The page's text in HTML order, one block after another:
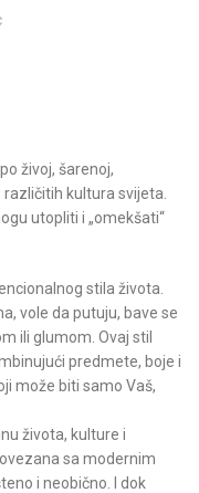
živoj, šarenoj,
kultura svijeta.
utopliti i „omekšati“
stila života.
vole da putuju, bave se
ili glumom. Ovaj stil
predmete, boje i
može biti samo Vaš,
života, kulture i
sa modernim
i neobično. I dok